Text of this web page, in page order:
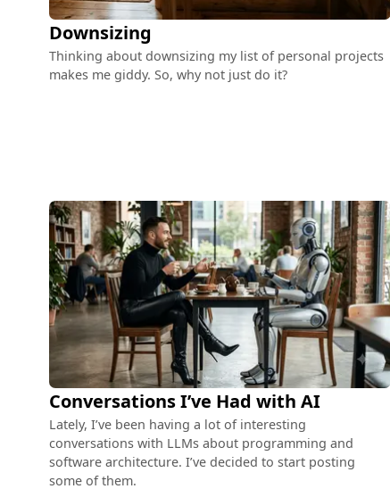
Downsizing
Thinking about downsizing my list of personal projects
makes me giddy. So, why not just do it?
Conversations I’ve Had with AI
Lately, I’ve been having a lot of interesting
conversations with LLMs about programming and
software architecture. I’ve decided to start posting
some of them.